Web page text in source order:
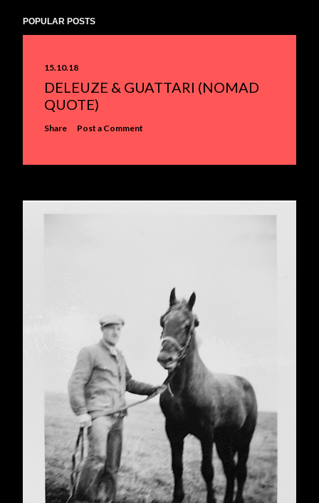
POPULAR POSTS
15.10.18
DELEUZE & GUATTARI (NOMAD
QUOTE)
Share Post a Comment